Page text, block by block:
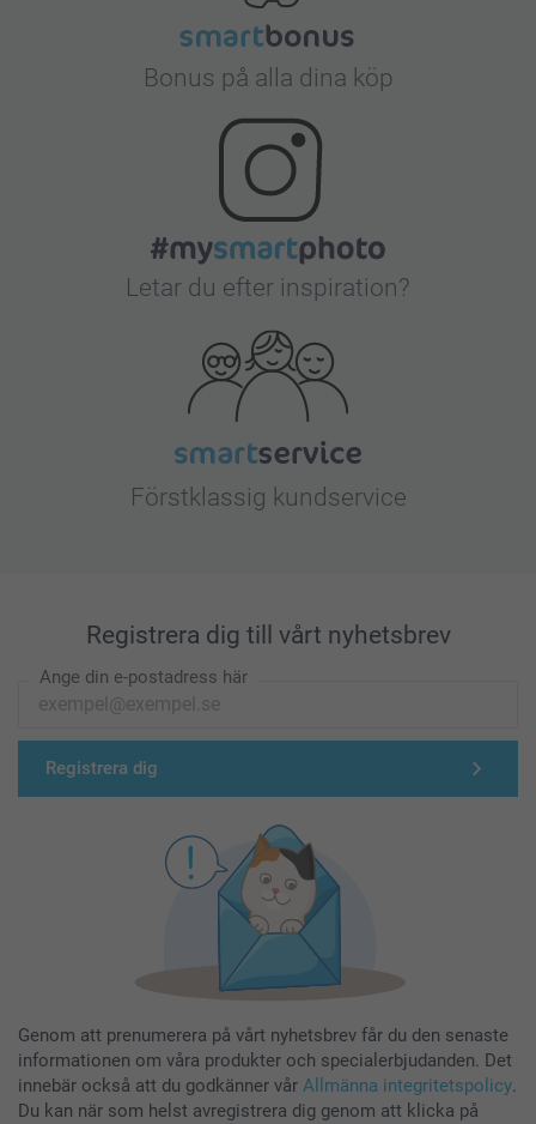
Bonus på alla dina köp
Letar du efter inspiration?
Förstklassig kundservice
Registrera dig till vårt nyhetsbrev
Ange din e-postadress här
Registrera dig
Genom att prenumerera på vårt nyhetsbrev får du den senaste
informationen om våra produkter och specialerbjudanden. Det
innebär också att du godkänner vår Allmänna integritetspolicy.
Du kan när som helst avregistrera dig genom att klicka på